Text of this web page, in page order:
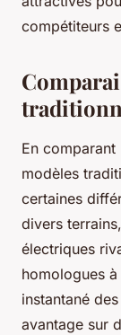
compétiteurs
En comparant
modèles
certaines
divers
électriques
homologues
instantané
avantage sur